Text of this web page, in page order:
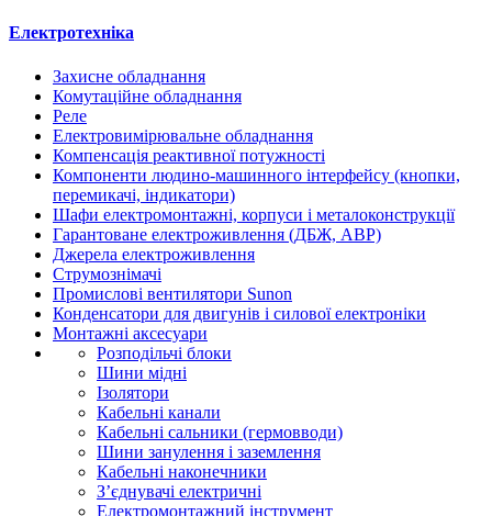
Електротехніка
Захисне обладнання
Комутаційне обладнання
Реле
Електровимірювальне обладнання
Компенсація реактивної потужності
Компоненти людино-машинного інтерфейсу (кнопки,
перемикачі, індикатори)
Шафи електромонтажні, корпуси і металоконструкції
Гарантоване електроживлення (ДБЖ, АВР)
Джерела електроживлення
Струмознімачі
Промислові вентилятори Sunon
Конденсатори для двигунів і силової електроніки
Монтажні аксесуари
Розподільчі блоки
Шини мідні
Ізолятори
Кабельні канали
Кабельні сальники (гермовводи)
Шини занулення і заземлення
Кабельні наконечники
З’єднувачі електричні
Електромонтажний інструмент